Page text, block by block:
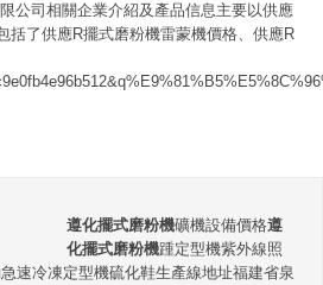
公司相關企業介紹及產品信息主要以供應
括了供應R擺式磨粉機雷蒙機價格、供應R
遵化擺式磨粉機礦機設備價格遵
化擺式磨粉機踵定型機紫外線照
速冷凍定型機硫化鞋生產線地址福建省泉